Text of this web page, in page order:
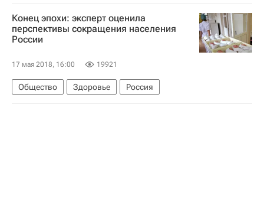
Обсуждение изменения пенсионного возраста в России
Россия
Конец эпохи: эксперт оценила
перспективы сокращения населения
России
17 мая 2018, 16:00 19921
Общество Здоровье Россия